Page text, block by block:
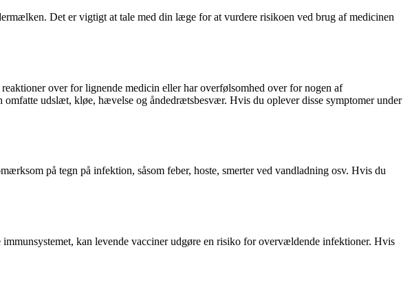
Det er vigtigt at tale med din læge for at vurdere risikoen ved brug af medicinen
over for lignende medicin eller har overfølsomhed over for nogen af
udslæt, kløe, hævelse og åndedrætsbesvær. Hvis du oplever disse symptomer under
på tegn på infektion, såsom feber, hoste, smerter ved vandladning osv. Hvis du
kan levende vacciner udgøre en risiko for overvældende infektioner. Hvis